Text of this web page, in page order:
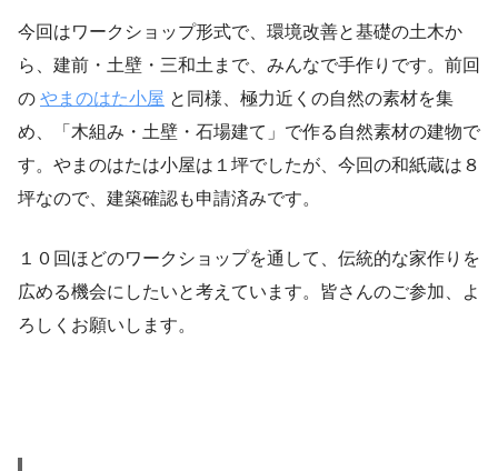
今回はワークショップ形式で、環境改善と基礎の土木か
ら、建前・土壁・三和土まで、みんなで手作りです。前回
の やまのはた小屋 と同様、極力近くの自然の素材を集
め、「木組み・土壁・石場建て」で作る自然素材の建物で
す。やまのはたは小屋は１坪でしたが、今回の和紙蔵は８
坪なので、建築確認も申請済みです。
１０回ほどのワークショップを通して、伝統的な家作りを
広める機会にしたいと考えています。皆さんのご参加、よ
ろしくお願いします。